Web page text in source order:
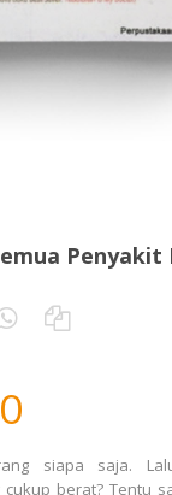
Penyakit
siapa saja.
berat? Tentu